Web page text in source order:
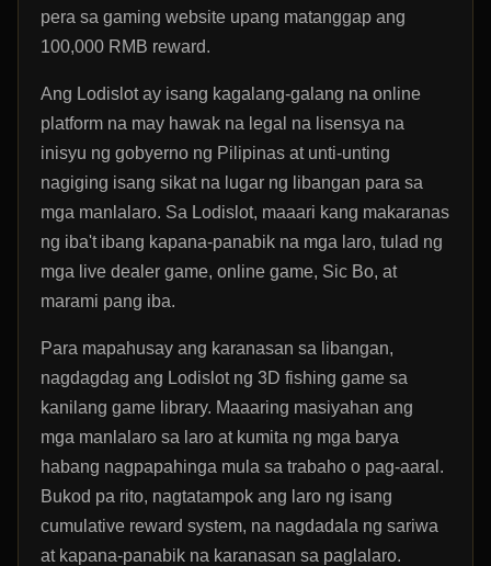
pera sa gaming website upang matanggap ang
100,000 RMB reward.
Ang Lodislot ay isang kagalang-galang na online
platform na may hawak na legal na lisensya na
inisyu ng gobyerno ng Pilipinas at unti-unting
nagiging isang sikat na lugar ng libangan para sa
mga manlalaro. Sa Lodislot, maaari kang makaranas
ng iba't ibang kapana-panabik na mga laro, tulad ng
mga live dealer game, online game, Sic Bo, at
marami pang iba.
Para mapahusay ang karanasan sa libangan,
nagdagdag ang Lodislot ng 3D fishing game sa
kanilang game library. Maaaring masiyahan ang
mga manlalaro sa laro at kumita ng mga barya
habang nagpapahinga mula sa trabaho o pag-aaral.
Bukod pa rito, nagtatampok ang laro ng isang
cumulative reward system, na nagdadala ng sariwa
at kapana-panabik na karanasan sa paglalaro.